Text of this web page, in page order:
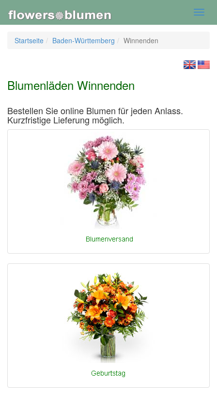
Startseite
Baden-Württemberg Winnenden
Blumenläden Winnenden
Bestellen Sie online Blumen für jeden Anlass.
Kurzfristige Lieferung möglich.